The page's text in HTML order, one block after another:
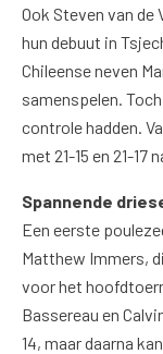
Ook Steven van de
hun debuut in
Chileense neven
samenspelen.
controle hadden.
met 21-15 en 21-17
Spannende
Een eerste
Matthew Immers,
voor het
Bassereau en
14, maar daarna